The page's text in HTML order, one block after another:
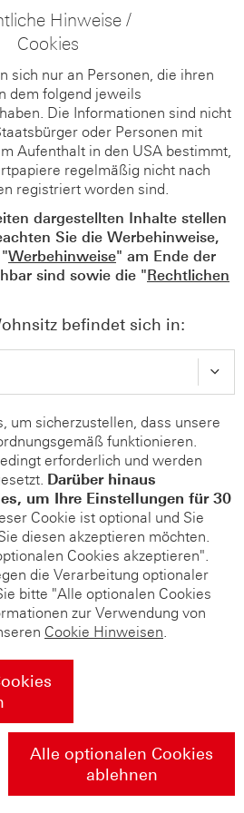
Hinweise /
Cookies
sich nur an Personen, die ihren
dem folgend jeweils
Die Informationen sind nicht
oder Personen mit
Aufenthalt in den USA bestimmt,
regelmäßig nicht nach
registriert worden sind.
dargestellten Inhalte stellen
Sie die Werbehinweise,
Werbehinweise" am Ende der
sind sowie die "Rechtlichen
befindet sich in:
um sicherzustellen, dass unsere
funktionieren.
erforderlich und werden
Darüber hinaus
um Ihre Einstellungen für 30
Cookie ist optional und Sie
diesen akzeptieren möchten.
Cookies akzeptieren".
die Verarbeitung optionaler
bitte "Alle optionalen Cookies
zur Verwendung von
Cookie Hinweisen.
Alle optionalen Cookies
ablehnen